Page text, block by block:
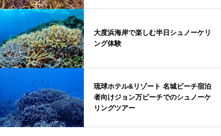
大度浜海岸で楽しむ半日シュノーケリ
ング体験
琉球ホテル&リゾート 名城ビーチ宿泊
者向けジョン万ビーチでのシュノーケ
リングツアー